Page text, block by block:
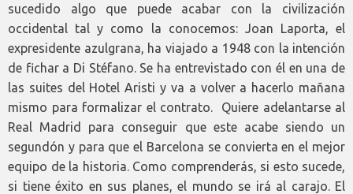
sucedido algo que puede acabar con la civilización
occidental tal y como la conocemos: Joan Laporta, el
expresidente azulgrana, ha viajado a 1948 con la intención
de fichar a Di Stéfano. Se ha entrevistado con él en una de
las suites del Hotel Aristi y va a volver a hacerlo mañana
mismo para formalizar el contrato. Quiere adelantarse al
Real Madrid para conseguir que este acabe siendo un
segundón y para que el Barcelona se convierta en el mejor
equipo de la historia. Como comprenderás, si esto sucede,
si tiene éxito en sus planes, el mundo se irá al carajo. El